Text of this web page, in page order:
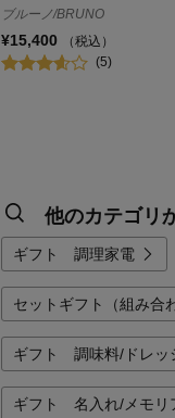
ブルーノ/BRUNO
¥15,400
（税込）
(5)
他のカテゴリ
ギフト 調理家電
セットギフト（組み合
ギフト 調味料/ドレッ
ギフト 名入れ/メモリ